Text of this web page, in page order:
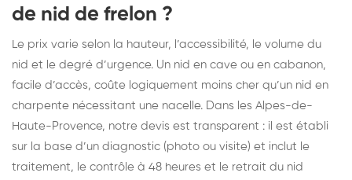
de nid de frelon ?
Le prix varie selon la hauteur, l’accessibilité, le volume du
nid et le degré d’urgence. Un nid en cave ou en cabanon,
facile d’accès, coûte logiquement moins cher qu’un nid en
charpente nécessitant une nacelle. Dans les Alpes-de-
Haute-Provence, notre devis est transparent : il est établi
sur la base d’un diagnostic (photo ou visite) et inclut le
traitement, le contrôle à 48 heures et le retrait du nid